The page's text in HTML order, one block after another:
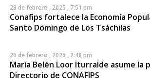
28 de febrero , 2025 , 7:51 pm
Conafips fortalece la Economía
Santo Domingo de Los Tsáchilas
26 de febrero , 2025 , 2:48 pm
María Belén Loor Iturralde asume la
Directorio de CONAFIPS